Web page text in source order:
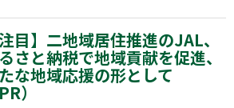
注目】二地域居住推進のJAL、
さと納税で地域貢献を促進、
な地域応援の形として
）